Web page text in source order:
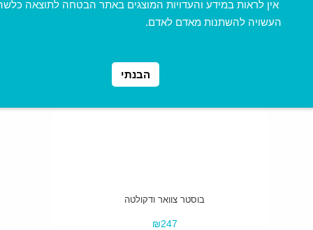
₪247
בוסטר צוואר ודקולטה
₪247
אין לראות במידע והעדויות המוצגים באתר הבטחה לתוצאה
העשויה להשתנות מאדם לאדם.
הבנתי